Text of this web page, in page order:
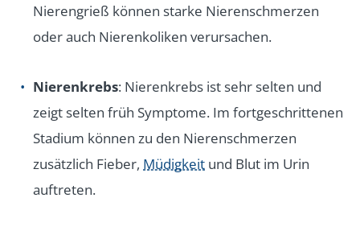
Nierengrieß können starke Nierenschmerzen
oder auch Nierenkoliken verursachen.
Nierenkrebs: Nierenkrebs ist sehr selten und
zeigt selten früh Symptome. Im fortgeschrittenen
Stadium können zu den Nierenschmerzen
zusätzlich Fieber, Müdigkeit und Blut im Urin
auftreten.